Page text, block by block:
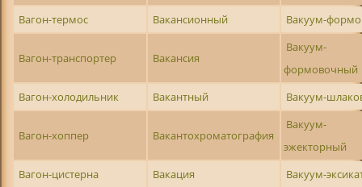
Вагон-термос
Вакансионный Вакуум-
Вагон-транспортер Вакансия
Вакуум-
формовочный
Вагон-холодильник
Вакантный Вакуум-
Вагон-хоппер Вакантохроматография
Вакуум-
эжекторный
Вагон-цистерна
Вакация
Вакуум-